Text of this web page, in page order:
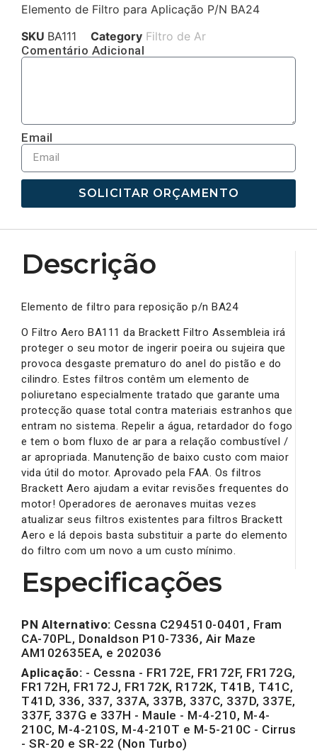
Elemento de Filtro para Aplicação P/N BA24
SKU BA111 Category Filtro de Ar
Comentário Adicional
Email
SOLICITAR ORÇAMENTO
Descrição
Elemento de filtro para reposição p/n BA24
O Filtro Aero BA111 da Brackett Filtro Assembleia irá
proteger o seu motor de ingerir poeira ou sujeira que
provoca desgaste prematuro do anel do pistão e do
cilindro. Estes filtros contêm um elemento de
poliuretano especialmente tratado que garante uma
protecção quase total contra materiais estranhos que
entram no sistema. Repelir a água, retardador do fogo
e tem o bom fluxo de ar para a relação combustível /
ar apropriada. Manutenção de baixo custo com maior
vida útil do motor. Aprovado pela FAA. Os filtros
Brackett Aero ajudam a evitar revisões frequentes do
motor! Operadores de aeronaves muitas vezes
atualizar seus filtros existentes para filtros Brackett
Aero e lá depois basta substituir a parte do elemento
do filtro com um novo a um custo mínimo.
Especificações
PN Alternativo: Cessna C294510-0401, Fram
CA-70PL, Donaldson P10-7336, Air Maze
AM102635EA, e 202036
Aplicação: - Cessna - FR172E, FR172F, FR172G,
FR172H, FR172J, FR172K, R172K, T41B, T41C,
T41D, 336, 337, 337A, 337B, 337C, 337D, 337E,
337F, 337G e 337H - Maule - M-4-210, M-4-
210C, M-4-210S, M-4-210T e M-5-210C - Cirrus
- SR-20 e SR-22 (Non Turbo)